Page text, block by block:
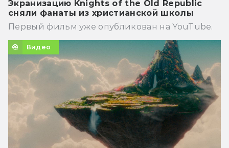
Экранизацию Knights of the Old Republic
сняли фанаты из христианской школы
Первый фильм уже опубликован на YouTube.
Видео